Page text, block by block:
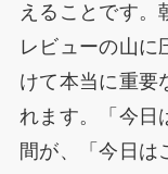
えることです。
レビューの山に
けて本当に重要
れます。「今日
間が、「今日は